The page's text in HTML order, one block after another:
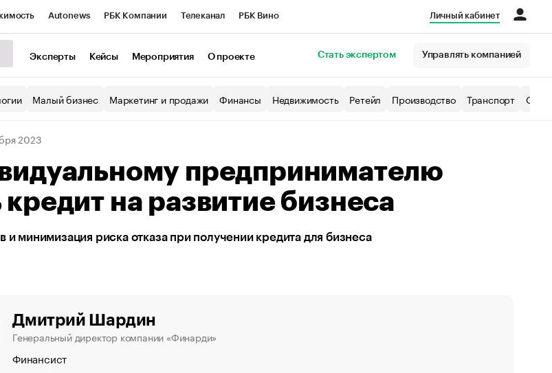
Autonews РБК Компании Телеканал РБК Вино
Экономика Бизнес
Личный кабинет
Эксперты Кейсы Мероприятия О проекте Стать экспертом Управлять компанией
Малый бизнес Маркетинг и продажи Финансы Недвижимость Ретейл Производство Транспорт
2023
предпринимателю
кредит на развитие бизнеса
и минимизация риска отказа при получении кредита для бизнеса
Дмитрий Шардин
Генеральный директор компании «Финарди»
Финансист